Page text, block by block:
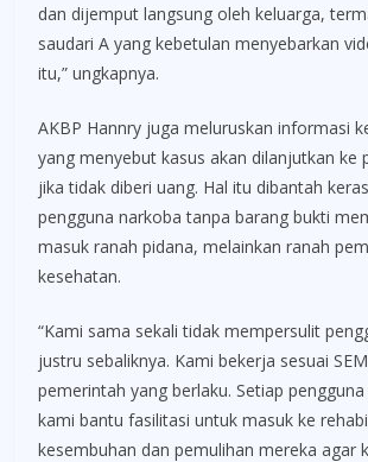
dan dijemput langsung oleh keluarga,
saudari A yang kebetulan menyebarkan
itu,” ungkapnya.
AKBP Hannry juga meluruskan informasi
yang menyebut kasus akan dilanjutkan ke
jika tidak diberi uang. Hal itu dibantah
pengguna narkoba tanpa barang bukti
masuk ranah pidana, melainkan ranah
kesehatan.
“Kami sama sekali tidak mempersulit
justru sebaliknya. Kami bekerja sesuai
pemerintah yang berlaku. Setiap
kami bantu fasilitasi untuk masuk ke
kesembuhan dan pemulihan mereka agar